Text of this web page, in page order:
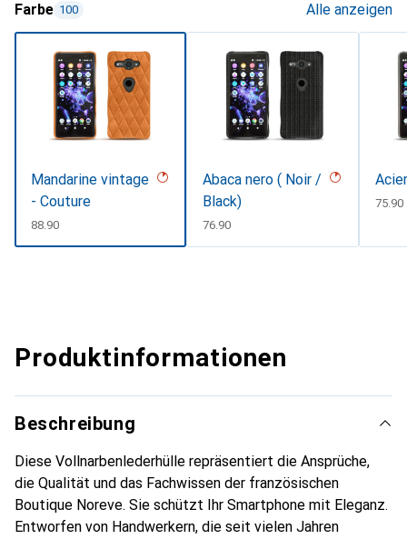
Farbe 100 Alle anzeigen
Mandarine vintage
- Couture
CHF
88.90
Abaca nero ( Noir /
Black)
CHF
76.90
CHF
75.90
Produktinformationen
Beschreibung
Diese Vollnarbenlederhülle repräsentiert die Ansprüche,
die Qualität und das Fachwissen der französischen
Boutique Noreve. Sie schützt Ihr Smartphone mit Eleganz.
Entworfen von Handwerkern, die seit vielen Jahren